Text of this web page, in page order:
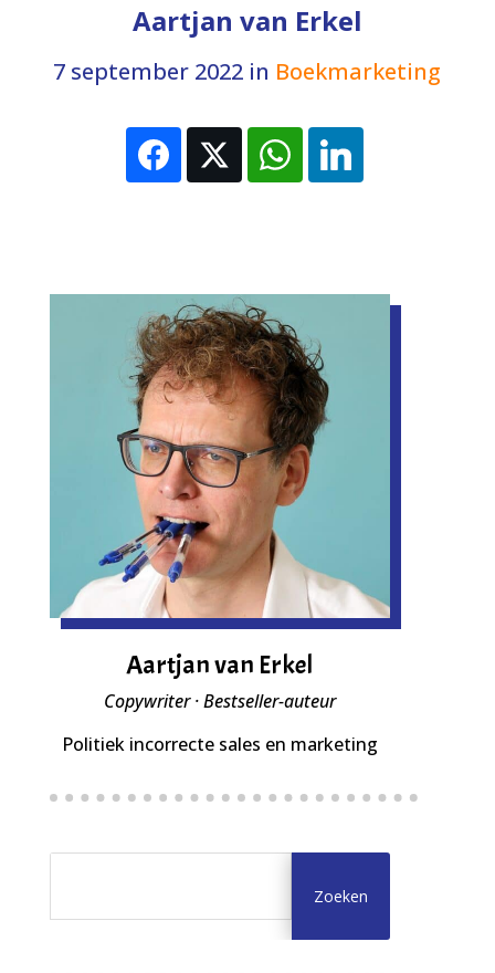
Aartjan van Erkel
7 september 2022 in Boekmarketing
Aartjan van Erkel
Copywriter · Bestseller-auteur
Politiek incorrecte sales en marketing